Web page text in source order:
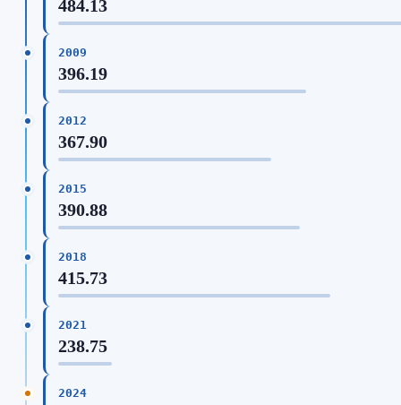
484.13
2009
396.19
2012
367.90
2015
390.88
2018
415.73
2021
238.75
2024